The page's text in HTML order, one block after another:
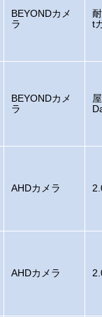
BEYONDカメ
ラ
t
BEYONDカメ
ラ
AHDカメラ
AHDカメラ